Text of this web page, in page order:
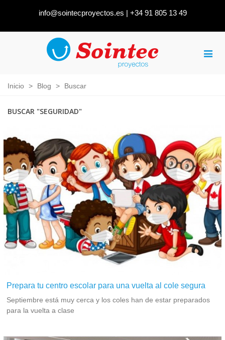
info@sointecproyectos.es | +34 91 805 13 49
Inicio > Blog > Buscar
BUSCAR "SEGURIDAD"
Prepara tu centro escolar para una vuelta al cole segura
Septiembre está muy cerca y los coles han de estar preparados
para la vuelta a clase